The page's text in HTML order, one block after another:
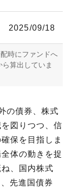
2025/09/18
時にファンドへ
算出していま
の債券、株式
図りつつ、信
保を目指しま
体の動きを捉
、国内株式
先進国債券